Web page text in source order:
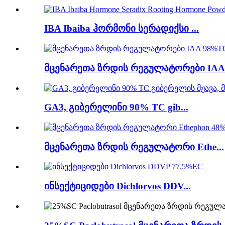
IBA Ibaiba ჰორმონი სერადიქსი ...
მცენარეთა ზრდის რეგულატორები
GA3, გიბერელინი 90% TC gib...
მცენარეთა ზრდის რეგულატორი Ethe...
ინსექტიციდები Dichlorvos DDV...